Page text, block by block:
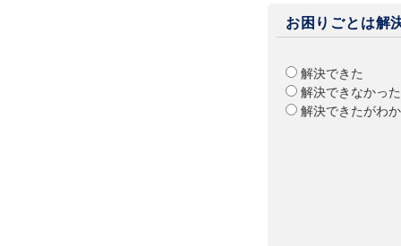
お困りごとは解
解決できた
解決できなかった
解決できたがわ